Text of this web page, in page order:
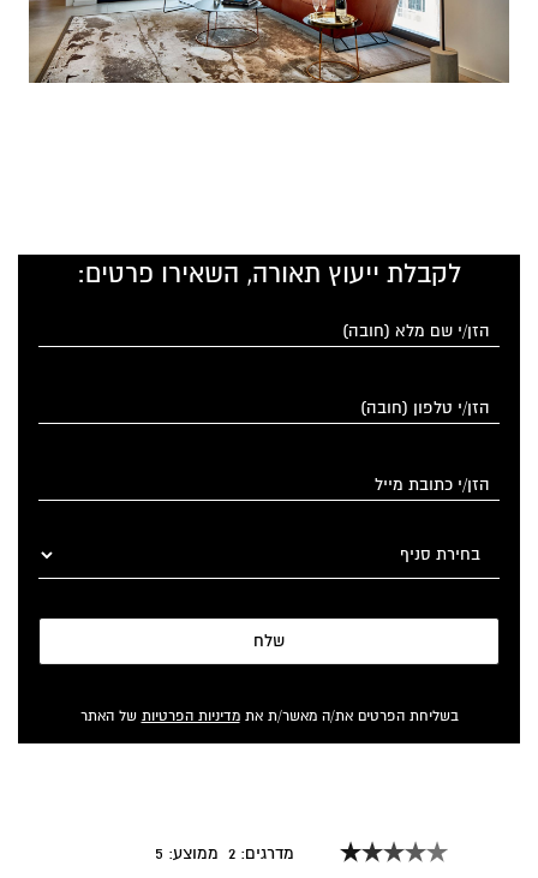
לקבלת ייעוץ תאורה, השאירו פרטים:
שלח
בשליחת הפרטים את/ה מאשר/ת אתמדיניות הפרטיות של האתר
מדרגים: 2 ממוצע: 5